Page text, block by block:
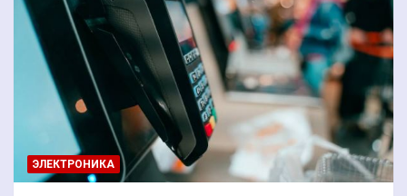
ЭЛЕКТРОНИКА